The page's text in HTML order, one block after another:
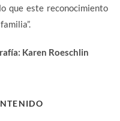
que este reconocimiento
Karen Roeschlin